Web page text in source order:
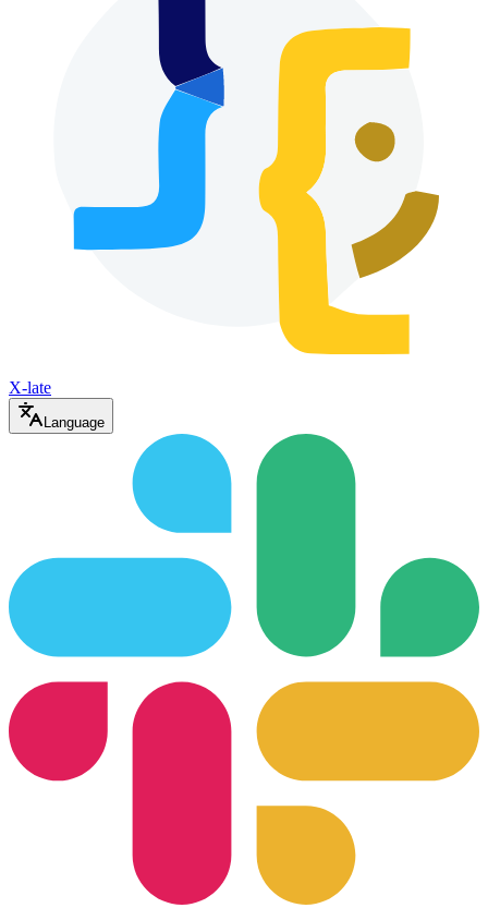
X-late
Language